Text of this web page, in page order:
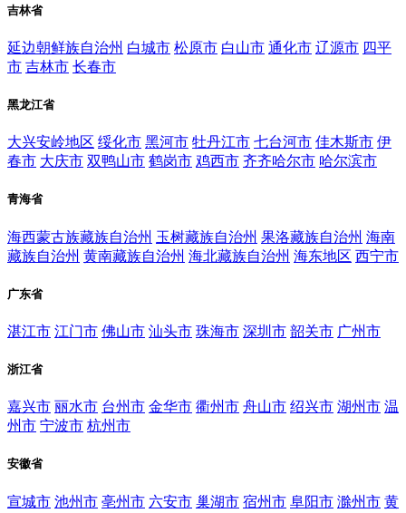
吉林省
延边朝鲜族自治州 白城市 松原市 白山市 通化市 辽源市 四平
市 吉林市 长春市
黑龙江省
大兴安岭地区 绥化市 黑河市 牡丹江市 七台河市 佳木斯市 伊
春市 大庆市 双鸭山市 鹤岗市 鸡西市 齐齐哈尔市 哈尔滨市
青海省
海西蒙古族藏族自治州 玉树藏族自治州 果洛藏族自治州 海南
藏族自治州 黄南藏族自治州 海北藏族自治州 海东地区 西宁市
广东省
湛江市 江门市 佛山市 汕头市 珠海市 深圳市 韶关市 广州市
浙江省
嘉兴市 丽水市 台州市 金华市 衢州市 舟山市 绍兴市 湖州市 温
州市 宁波市 杭州市
安徽省
宣城市 池州市 亳州市 六安市 巢湖市 宿州市 阜阳市 滁州市 黄